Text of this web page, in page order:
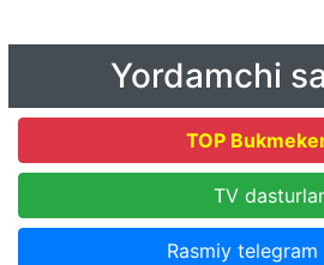
Yordamchi
TOP
TV dasturlar
Rasmiy telegram